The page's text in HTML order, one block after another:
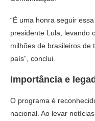
“É uma honra seguir
presidente Lula, levando
milhões de brasileiros de
país”, conclui.
Importância e
O programa é
nacional. Ao levar